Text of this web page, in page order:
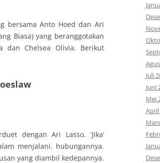
bersama Anto Hoed dan Ari
Biasa) yang beranggotakan
dan Chelsea Olivia. Berikut
dengan Ari Lasso. ‘Jika’
menjalani. hubungannya.
yang diambil kedepannya.
Juli
Juni
Mei